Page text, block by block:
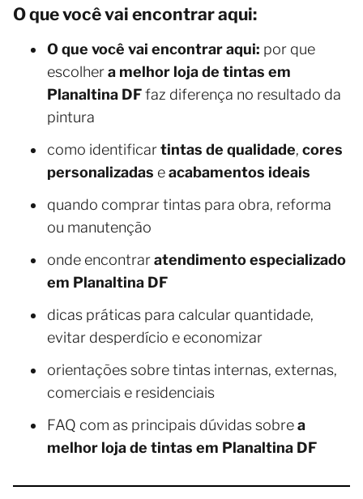
O que você vai encontrar aqui:
O que você vai encontrar aqui: por que
escolhera melhor loja de tintas em
Planaltina DFfaz diferença no resultado da
pintura
como identificartintas de qualidade, cores
personalizadas eacabamentos ideais
quando comprar tintas para obra, reforma
ou manutenção
onde encontraratendimento especializado
em Planaltina DF
dicas práticas para calcular quantidade,
evitar desperdício e economizar
orientações sobre tintas internas, externas,
comerciais e residenciais
FAQ com as principais dúvidas sobrea
melhor loja de tintas em Planaltina DF